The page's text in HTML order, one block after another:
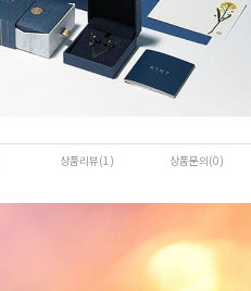
상품리뷰(1) 상품문의(0)